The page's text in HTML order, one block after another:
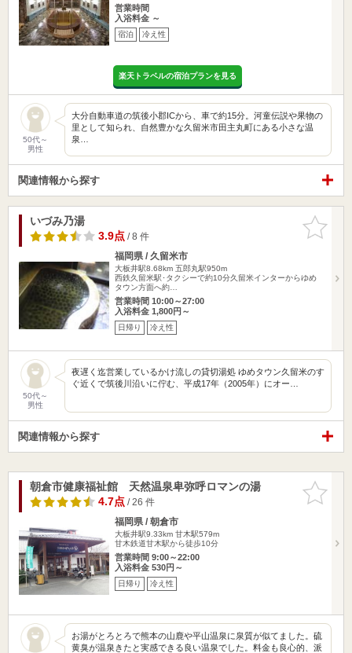
営業時間
入浴料金 ～
宿泊 冷え性
楽天トラベルの宿泊プランを見る
50代～
男性
大分自動車道の筑後小郡ICから、車で約15分。河童伝説や果物の
里として知られ、自然豊かな久留米市田主丸町にある小さな温
泉…
関連情報から探す
お気に入
りに追加
いづみ乃湯
3.9点/ 8 件
福岡県 / 久留米市
大板井駅8.68km 五郎丸駅950m
西鉄久留米駅･タクシーで約10分久留米インターからゆめ
タウン方面へ約…
営業時間 10:00～27:00
入浴料金 1,800円～
日帰り 冷え性
50代～
男性
夜遅く迄営業しているかけ流しの貸切湯処 ゆめタウン久留米のす
ぐ近くで筑後川沿いに佇む、平成17年（2005年）にオー…
関連情報から探す
お気に入
りに追加
朝倉市健康福祉館 天然温泉卑弥呼ロマンの湯
4.7点/ 26 件
福岡県 / 朝倉市
大板井駅9.33km 甘木駅579m
甘木鉄道甘木駅から徒歩10分
営業時間 9:00～22:00
入浴料金 530円～
日帰り 冷え性
お湯がとろとろで熊本の山鹿や平山温泉に泉質が似てました。硫
黄臭が温泉きたと実感できる良い温泉でした。料金も良心的、派